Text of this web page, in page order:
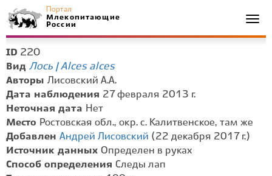
Портал
Млекопитающие
России
ID 220
Вид Лось | Alces alces
Авторы Лисовский А.А.
Дата наблюдения 27 февраля 2013 г.
Неточная дата Нет
Место Ростовская обл., окр. с. Калитвенское, там же
Добавлен Андрей Лисовский (22 декабря 2017 г.)
Источник данных Определен в руках
Способ определения Следы лап